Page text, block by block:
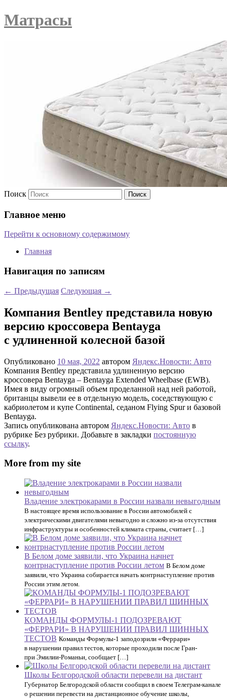
Матрасы
Поиск
Главное меню
Перейти к основному содержимому
Главная
Навигация по записям
← Предыдущая Следующая →
Компания Bentley представила новую
версию кроссовера Bentayga
с удлиненной колесной базой
Опубликовано 10 мая, 2022 автором Яндекс.Новости: Авто
Компания Bentley представила удлиненную версию
кроссовера Bentayga – Bentayga Extended Wheelbase (EWB).
Имея в виду огромный объем проделанной над ней работой,
британцы вывели ее в отдельную модель, соседствующую с
кабриолетом и купе Continental, седаном Flying Spur и базовой
Bentayga.
Запись опубликована автором Яндекс.Новости: Авто в
рубрике Без рубрики. Добавьте в закладки постоянную
ссылку.
More from my site
Владение электрокарами в России назвали невыгодным
В настоящее время использование в России автомобилей с
электрическими двигателями невыгодно и сложно из-за отсутствия
инфраструктуры и особенностей климата страны, считает […]
В Белом доме заявили, что Украина начнет
контрнаступление против России летом В Белом доме
заявили, что Украина собирается начать контрнаступление против
России этим летом.
КОМАНДЫ ФОРМУЛЫ-1 ПОДОЗРЕВАЮТ
«ФЕРРАРИ» В НАРУШЕНИИ ПРАВИЛ ШИННЫХ
ТЕСТОВ Команды Формулы-1 заподозрили «Феррари»
в нарушении правил тестов, которые проходили после Гран-
при Эмилии-Романьи, сообщает […]
Школы Белгородской области перевели на дистант
Губернатор Белгородской области сообщил в своем Телеграм-канале
о решении перевести на дистанционное обучение школы,